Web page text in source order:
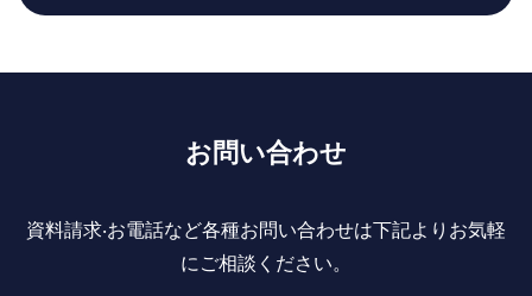
お問い合わせ
資料請求‧お電話など各種お問い合わせは下記よりお気軽
にご相談ください。